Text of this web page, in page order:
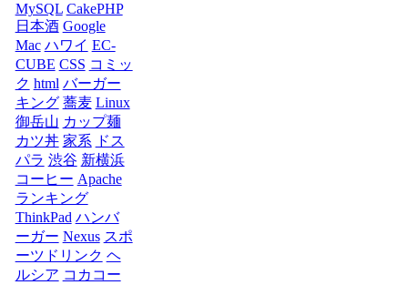
MySQL CakePHP
日本酒 Google
Mac ハワイ EC-
CUBE CSS コミッ
ク html バーガー
キング 蕎麦 Linux
御岳山 カップ麺
カツ丼 家系 ドス
パラ 渋谷 新横浜
コーヒー Apache
ランキング
ThinkPad ハンバ
ーガー Nexus スポ
ーツドリンク ヘ
ルシア コカコー